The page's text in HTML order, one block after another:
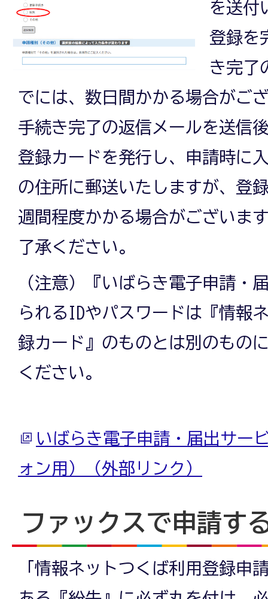
を送付
登録を
き完了
でには、数日間かかる場合がご
手続き完了の返信メールを送信
登録カードを発行し、申請時に
の住所に郵送いたしますが、登
週間程度かかる場合がございま
了承ください。
（注意）『いばらき電子申請・
られるIDやパスワードは『情報
録カード』のものとは別のもの
ください。
いばらき電子申請・届出サー
ォン用）（外部リンク）
ファックスで申請す
「情報ネットつくば利用登録申